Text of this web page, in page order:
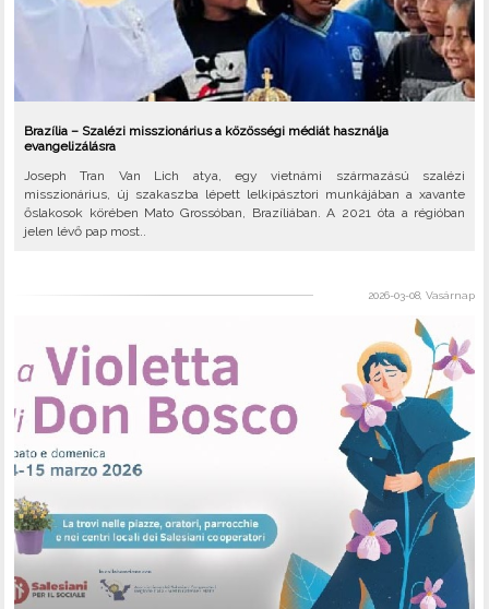
Brazília – Szalézi misszionárius a közösségi médiát használja
evangelizálásra
Joseph Tran Van Lich atya, egy vietnámi származású szalézi
misszionárius, új szakaszba lépett lelkipásztori munkájában a xavante
őslakosok körében Mato Grossóban, Brazíliában. A 2021 óta a régióban
jelen lévő pap most..
2026-03-08, Vasárnap